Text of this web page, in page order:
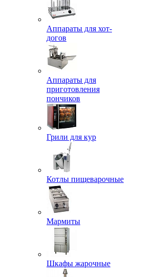
Аппараты для хот-
догов
Аппараты для
приготовления
пончиков
Грили для кур
Котлы пищеварочные
Мармиты
Шкафы жарочные